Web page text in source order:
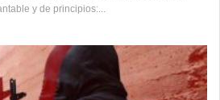
y de principios:...